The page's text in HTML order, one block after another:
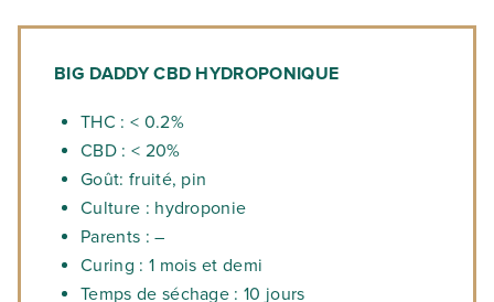
BIG DADDY CBD HYDROPONIQUE
THC : < 0.2%
CBD : < 20%
Goût: fruité, pin
Culture : hydroponie
Parents : –
Curing : 1 mois et demi
Temps de séchage : 10 jours